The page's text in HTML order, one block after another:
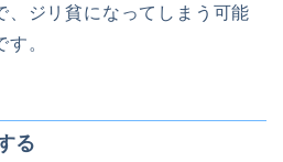
、ジリ貧になってしまう可能
。
る